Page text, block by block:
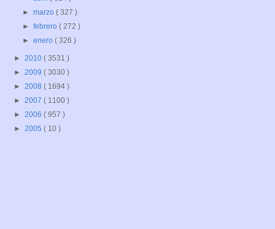
►marzo( 327 )
►febrero( 272 )
►enero( 326 )
► 2010 ( 3531 )
► 2009 ( 3030 )
► 2008 ( 1694 )
► 2007 ( 1100 )
► 2006 ( 957 )
► 2005 ( 10 )